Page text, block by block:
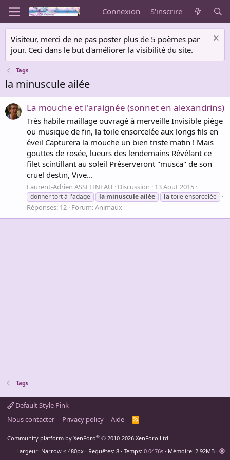
Connexion S'inscrire
Visiteur, merci de ne pas poster plus de 5 poèmes par
jour. Ceci dans le but d'améliorer la visibilité du site.
Tags
la minuscule ailée
La mouche et l'araignée (sonnet en alexandrins)
Très habile maillage ouvragé à merveille Invisible piège
ou musique de fin, la toile ensorcelée aux longs fils en
éveil Capturera la mouche un bien triste matin ! Mais
gouttes de rosée, lueurs des lendemains Révélant ce
filet scintillant au soleil Préserveront "musca" de son
cruel destin, Vive...
Laurent-Adrien ASSELINEAU Discussion 13 Aout 2015
donner tort à l'adage la minusculeailée latoile ensorcelée
Réponses: 12 Forum:Animaux
Tags
Default Style Pink
Nous contacter
Privacy policy Aide
R
Community platform by XenForo® © 2010-2026 XenForo Ltd.
Largeur
Requêtes 8 Temps 0.0476s Mémoire 2.92MB